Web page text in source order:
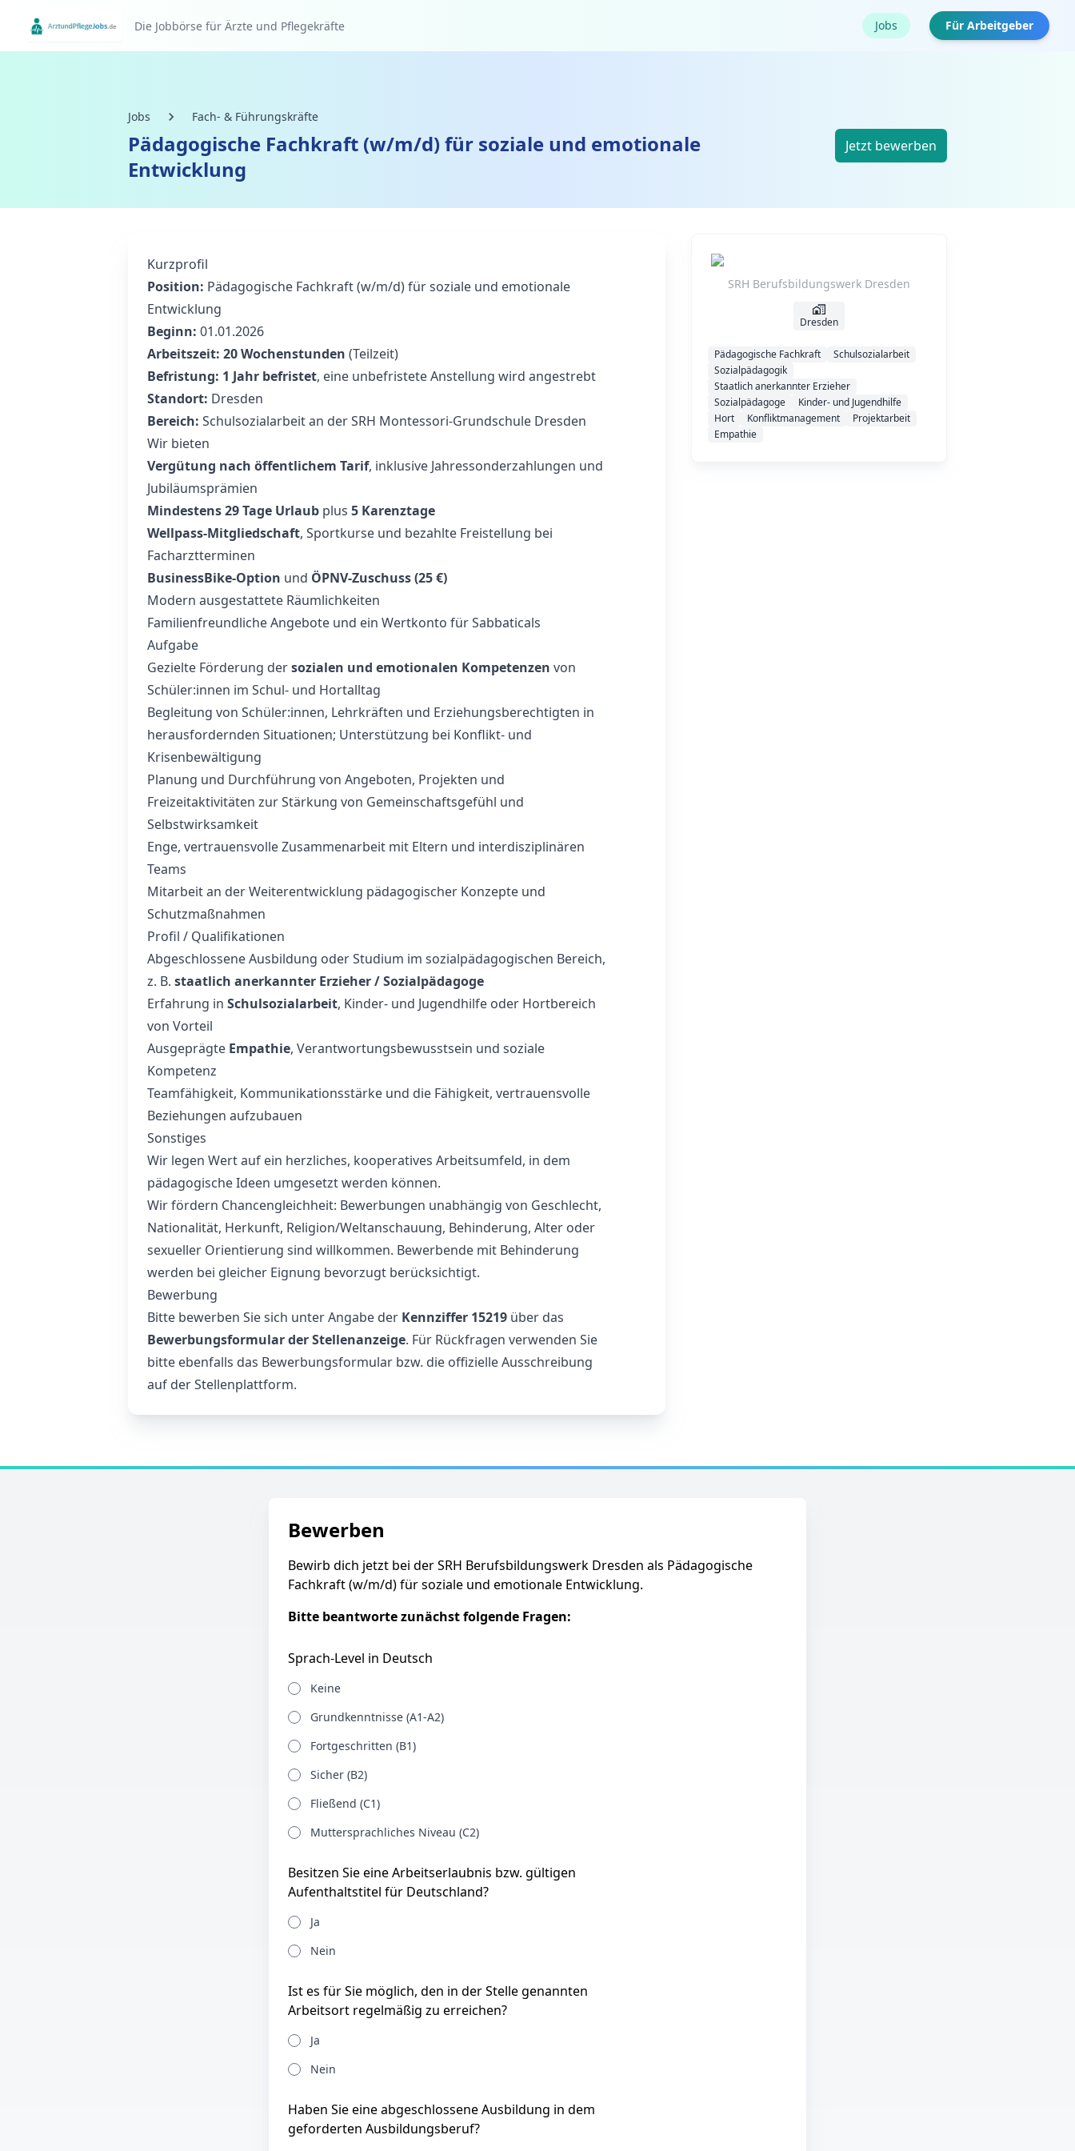
Die Jobbörse für Ärzte und Pflegekräfte Jobs Für Arbeitgeber
Jobs Fach- & Führungskräfte
Pädagogische Fachkraft (w/m/d) für soziale und emotionale
Entwicklung
Jetzt bewerben
Kurzprofil
Position: Pädagogische Fachkraft (w/m/d) für soziale und emotionale
Entwicklung
Beginn: 01.01.2026
Arbeitszeit: 20 Wochenstunden (Teilzeit)
Befristung: 1 Jahr befristet, eine unbefristete Anstellung wird angestrebt
Standort: Dresden
Bereich: Schulsozialarbeit an der SRH Montessori-Grundschule Dresden
Wir bieten
Vergütung nach öffentlichem Tarif, inklusive Jahressonderzahlungen und
Jubiläumsprämien
Mindestens 29 Tage Urlaub plus 5 Karenztage
Wellpass-Mitgliedschaft, Sportkurse und bezahlte Freistellung bei
Facharztterminen
BusinessBike-Option und ÖPNV-Zuschuss (25 €)
Modern ausgestattete Räumlichkeiten
Familienfreundliche Angebote und ein Wertkonto für Sabbaticals
Aufgabe
Gezielte Förderung dersozialen und emotionalen Kompetenzen von
Schüler:innen im Schul- und Hortalltag
Begleitung von Schüler:innen, Lehrkräften und Erziehungsberechtigten in
herausfordernden Situationen; Unterstützung bei Konflikt- und
Krisenbewältigung
Planung und Durchführung von Angeboten, Projekten und
Freizeitaktivitäten zur Stärkung von Gemeinschaftsgefühl und
Selbstwirksamkeit
Enge, vertrauensvolle Zusammenarbeit mit Eltern und interdisziplinären
Teams
Mitarbeit an der Weiterentwicklung pädagogischer Konzepte und
Schutzmaßnahmen
Profil / Qualifikationen
Abgeschlossene Ausbildung oder Studium im sozialpädagogischen Bereich,
z. B. staatlich anerkannter Erzieher / Sozialpädagoge
Erfahrung in Schulsozialarbeit, Kinder- und Jugendhilfe oder Hortbereich
von Vorteil
Ausgeprägte Empathie, Verantwortungsbewusstsein und soziale
Kompetenz
Teamfähigkeit, Kommunikationsstärke und die Fähigkeit, vertrauensvolle
Beziehungen aufzubauen
Sonstiges
Wir legen Wert auf ein herzliches, kooperatives Arbeitsumfeld, in dem
pädagogische Ideen umgesetzt werden können.
Wir fördern Chancengleichheit: Bewerbungen unabhängig von Geschlecht,
Nationalität, Herkunft, Religion/Weltanschauung, Behinderung, Alter oder
sexueller Orientierung sind willkommen. Bewerbende mit Behinderung
werden bei gleicher Eignung bevorzugt berücksichtigt.
Bewerbung
Bitte bewerben Sie sich unter Angabe der Kennziffer 15219 über das
Bewerbungsformular der Stellenanzeige. Für Rückfragen verwenden Sie
bitte ebenfalls das Bewerbungsformular bzw. die offizielle Ausschreibung
auf der Stellenplattform.
SRH Berufsbildungswerk Dresden
Dresden
Pädagogische Fachkraft
Schulsozialarbeit
Sozialpädagogik
Staatlich anerkannter Erzieher
Sozialpädagoge
Kinder- und Jugendhilfe
Hort
Konfliktmanagement
Projektarbeit
Empathie
Bewerben
Bewirb dich jetzt bei der SRH Berufsbildungswerk Dresden als Pädagogische
Fachkraft (w/m/d) für soziale und emotionale Entwicklung.
Bitte beantworte zunächst folgende Fragen:
Sprach-Level in Deutsch
Keine
Grundkenntnisse (A1-A2)
Fortgeschritten (B1)
Sicher (B2)
Fließend (C1)
Muttersprachliches Niveau (C2)
Besitzen Sie eine Arbeitserlaubnis bzw. gültigen
Aufenthaltstitel für Deutschland?
Ja
Nein
Ist es für Sie möglich, den in der Stelle genannten
Arbeitsort regelmäßig zu erreichen?
Ja
Nein
Haben Sie eine abgeschlossene Ausbildung in dem
geforderten Ausbildungsberuf?